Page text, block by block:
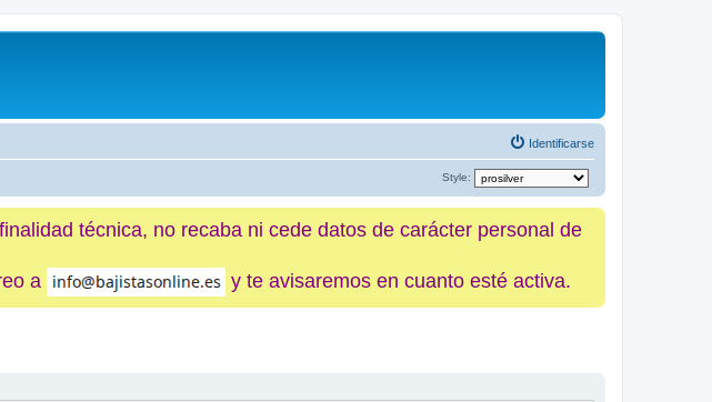
Identificarse
Style:
técnica, no recaba ni cede datos de carácter personal de
a
y te avisaremos en cuanto esté activa.